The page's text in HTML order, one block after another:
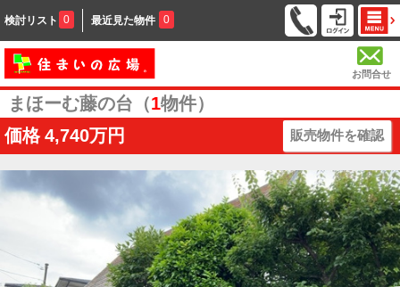
検討リスト 0 最近見た物件 0
お問合せ
まほーむ藤の台（1物件）
価格 4,740万円 販売物件を確認